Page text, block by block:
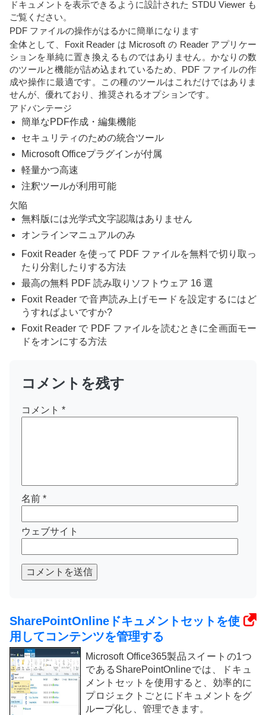
ドキュメントを表示できるように設計された STDU Viewer も
ご覧ください。
PDF ファイルの操作がはるかに簡単になります
全体として、Foxit Reader は Microsoft の Reader アプリケー
ションを単純に置き換えるものではありません。かなりの数
のツールと機能が詰め込まれているため、PDF ファイルの作
成や操作に最適です。この種のツールはこれだけではありま
せんが、優れており、推奨されるオプションです。
アドバンテージ
簡単なPDF作成・編集機能
セキュリティのための統合ツール
Microsoft Officeプラグインが付属
軽量かつ高速
注釈ツールが利用可能
欠陥
無料版には光学式文字認識はありません
オンラインマニュアルのみ
Foxit Reader を使って PDF ファイルを無料で切り取っ
たり分割したりする方法
最高の無料 PDF 読み取りソフトウェア 16 選
Foxit Reader で音声読み上げモードを設定するにはど
うすればよいですか?
Foxit Reader で PDF ファイルを読むときに全画面モー
ドをオンにする方法
コメントを残す
コメント *
名前 *
ウェブサイト
コメントを送信
SharePointOnlineドキュメントセットを使
用してコンテンツを管理する
Microsoft Office365製品スイートの1つ
であるSharePointOnlineでは、ドキュ
メントセットを使用すると、効率的に
プロジェクトごとにドキュメントをグ
ループ化し、管理できます。